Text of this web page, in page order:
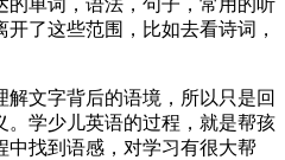
了这些范围，比如去看诗词，
文字背后的语境，所以只是回
。学少儿英语的过程，就是帮孩
中找到语感，对学习有很大帮